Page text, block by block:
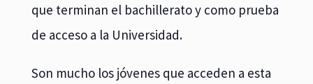
que terminan el bachillerato y como prueba
de acceso a la Universidad.
Son mucho los jóvenes que acceden a esta